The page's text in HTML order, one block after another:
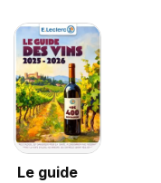
Le guide